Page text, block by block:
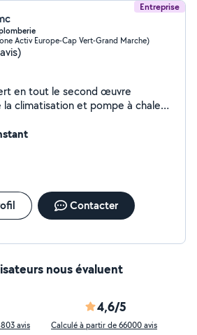
Entreprise
Activ Europe-Cap Vert-Grand Marche)
en tout le second œuvre
climatisation et pompe à chaleur.
Contacter
nous évaluent
avis
4,6/5
Calculé à partir de 66000 avis